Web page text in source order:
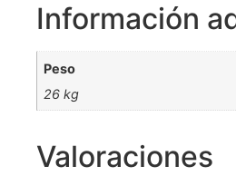
Información
Peso
26 kg
Valoraciones